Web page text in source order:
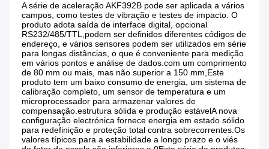
A série de aceleração AKF392B pode ser aplicada a vários
campos, como testes de vibração e testes de impacto. O
produto adota saída de interface digital, opcional
RS232/485/TTL,podem ser definidos diferentes códigos de
endereço, e vários sensores podem ser utilizados em série
para longas distâncias, o que é conveniente para medição
em vários pontos e análise de dados.com um comprimento
de 80 mm ou mais, mas não superior a 150 mm,Este
produto tem um baixo consumo de energia, um sistema de
calibração completo, um sensor de temperatura e um
microprocessador para armazenar valores de
compensação.estrutura sólida e produção estávelA nova
configuração electrónica fornece energia em estado sólido
para redefinição e proteção total contra sobrecorrentes.Os
valores típicos para a estabilidade a longo prazo e o viés